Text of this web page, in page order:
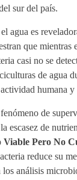
sur del país.
agua es
que mientras
casi no se
de agua
humana y
de
escasez de
Viable Pero No
reduce su
los análisis